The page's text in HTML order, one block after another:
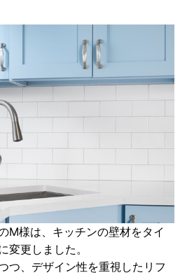
M様は、キッチンの壁材をタイ
変更しました。
つ、デザイン性を重視したリフ